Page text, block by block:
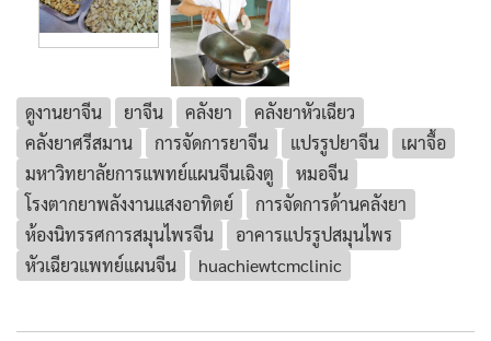
ดูงานยาจีน ยาจีน คลังยา
คลังยาหัวเฉียว
คลังยาศรีสมาน
การจัดการยาจีน แปรรูปยาจีน
เผาจื้อ
มหาวิทยาลัยการแพทย์แผนจีนเฉิงตู
หมอจีน
โรงตากยาพลังงานแสงอาทิตย์
การจัดการด้านคลังยา
ห้องนิทรรศการสมุนไพรจีน
อาคารแปรรูปสมุนไพร
หัวเฉียวแพทย์แผนจีน
huachiewtcmclinic